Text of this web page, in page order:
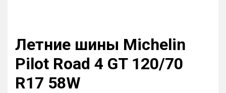
Летние шины Michelin
Pilot Road 4 GT 120/70
R17 58W